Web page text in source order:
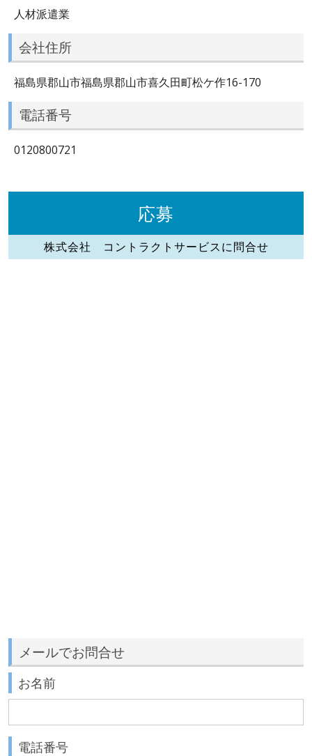
人材派遣業
会社住所
福島県郡山市福島県郡山市喜久田町松ケ作16-170
電話番号
0120800721
応募
株式会社 コントラクトサービスに問合せ
メールでお問合せ
お名前
電話番号